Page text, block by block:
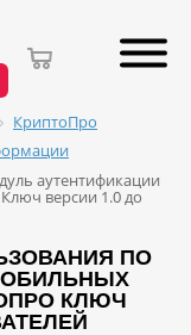
КриптоПро
аутентификации
версии 1.0 до
ПО
КЛЮЧ